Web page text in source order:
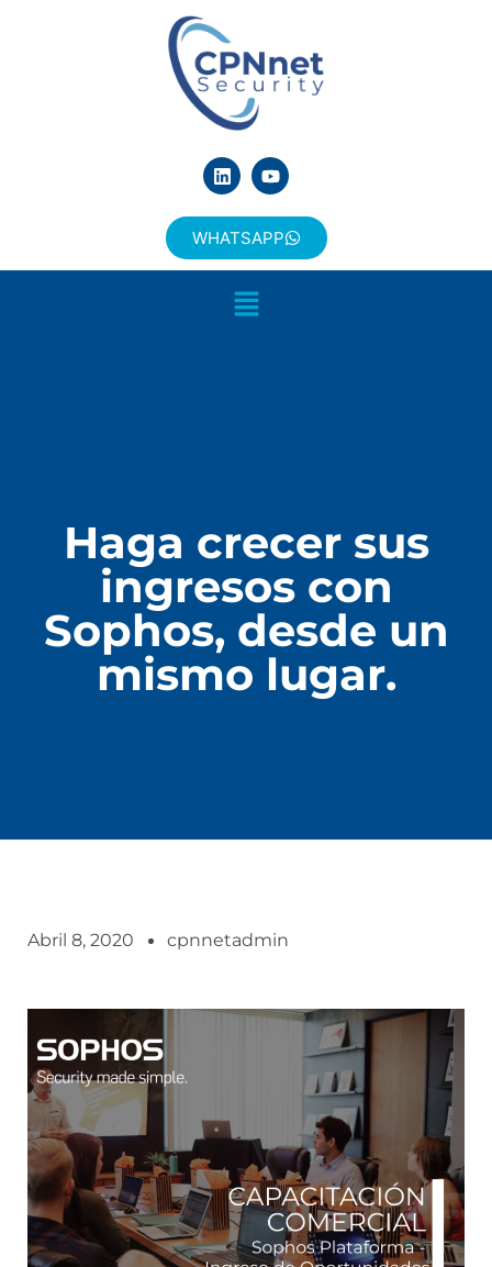
WHATSAPP
Haga crecer sus
ingresos con
Sophos, desde un
mismo lugar.
Abril 8, 2020 cpnnetadmin